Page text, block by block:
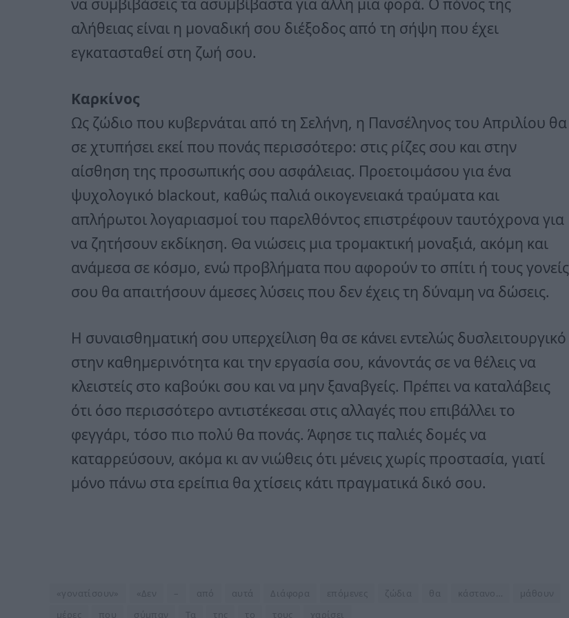
αλήθειας είναι η μοναδική σου διέξοδος από τη σήψη που έχει
εγκατασταθεί στη ζωή σου.
Καρκίνος
Ως ζώδιο που κυβερνάται από τη Σελήνη, η Πανσέληνος του Απριλίου θα
σε χτυπήσει εκεί που πονάς περισσότερο: στις ρίζες σου και στην
αίσθηση της προσωπικής σου ασφάλειας. Προετοιμάσου για ένα
ψυχολογικό blackout, καθώς παλιά οικογενειακά τραύματα και
απλήρωτοι λογαριασμοί του παρελθόντος επιστρέφουν ταυτόχρονα για
να ζητήσουν εκδίκηση. Θα νιώσεις μια τρομακτική μοναξιά, ακόμη και
ανάμεσα σε κόσμο, ενώ προβλήματα που αφορούν το σπίτι ή τους γονείς
σου θα απαιτήσουν άμεσες λύσεις που δεν έχεις τη δύναμη να δώσεις.
Η συναισθηματική σου υπερχείλιση θα σε κάνει εντελώς δυσλειτουργικό
στην καθημερινότητα και την εργασία σου, κάνοντάς σε να θέλεις να
κλειστείς στο καβούκι σου και να μην ξαναβγείς. Πρέπει να καταλάβεις
ότι όσο περισσότερο αντιστέκεσαι στις αλλαγές που επιβάλλει το
φεγγάρι, τόσο πιο πολύ θα πονάς. Άφησε τις παλιές δομές να
καταρρεύσουν, ακόμα κι αν νιώθεις ότι μένεις χωρίς προστασία, γιατί
μόνο πάνω στα ερείπια θα χτίσεις κάτι πραγματικά δικό σου.
«γονατίσουν» από αυτά Διάφορα επόμενες ζώδια θα κάστανο…
μάθουν
μέρες
που σύμπαν Τα της το τους χαρίσει